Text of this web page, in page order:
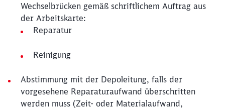
Wechselbrücken gemäß schriftlichem Auftrag aus
der Arbeitskarte:
Reparatur
Reinigung
Abstimmung mit der Depoleitung, falls der
vorgesehene Reparaturaufwand überschritten
werden muss (Zeit- oder Materialaufwand,